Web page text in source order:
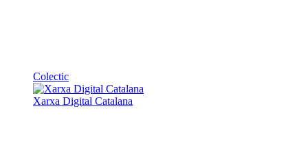
Colectic
Xarxa Digital Catalana